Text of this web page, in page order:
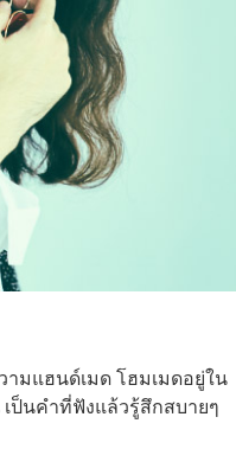
ามแฮนด์เมด โฮมเมดอยู่ใน
เป็นคำที่ฟังแล้วรู้สึกสบายๆ